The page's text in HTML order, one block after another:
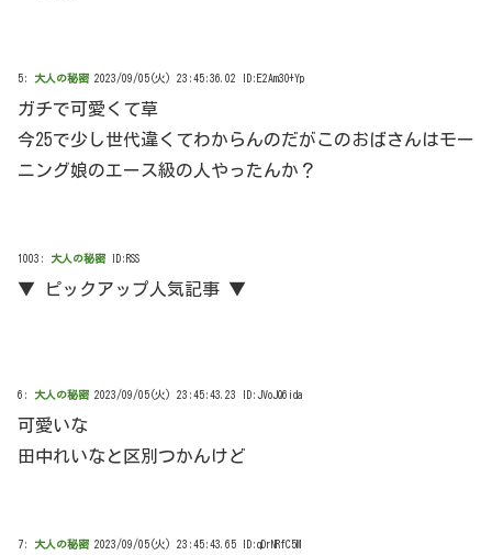
5: 大人の秘密 2023/09/05(火) 23:45:36.02 ID:E2Am3O+Yp
ガチで可愛くて草
今25で少し世代違くてわからんのだがこのおばさんはモー
ニング娘のエース級の人やったんか？
1003: 大人の秘密 ID:RSS
▼ ピックアップ人気記事 ▼
6: 大人の秘密 2023/09/05(火) 23:45:43.23 ID:JVoJQ6ida
可愛いな
田中れいなと区別つかんけど
7: 大人の秘密 2023/09/05(火) 23:45:43.65 ID:qDrNRfC5M